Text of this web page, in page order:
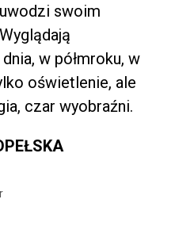
swoim
w półmroku, w
oświetlenie, ale
czar wyobraźni.